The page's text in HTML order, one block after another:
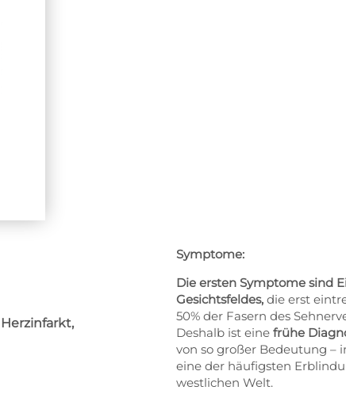
Herzinfarkt,
Symptome:
Die ersten Symptome sind
Gesichtsfeldes,die erst
50% der Fasern des
Deshalb ist eine frühe
von so großer Bedeutung –
eine der häufigsten
westlichen Welt.